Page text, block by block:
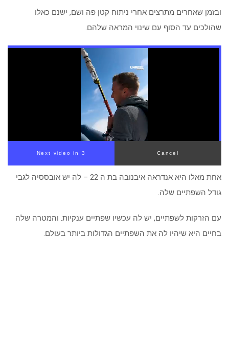
ובזמן שאחרים מתרצים אחרי ניתוח קטן פה ושם, ישנם כאלו
שהולכים עד הסוף עם שינוי המראה שלהם.
Next video in 2 Cancel
אחת מאלו היא אנדראה איבנובה בת ה 22 – לה יש אובססיה לגבי
גודל השפתיים שלה.
עם הזרקות לשפתיים, יש לה עכשיו שפתיים ענקיות. והמטרה שלה
בחיים היא שיהיו לה את השפתיים הגדולות ביותר בעולם.